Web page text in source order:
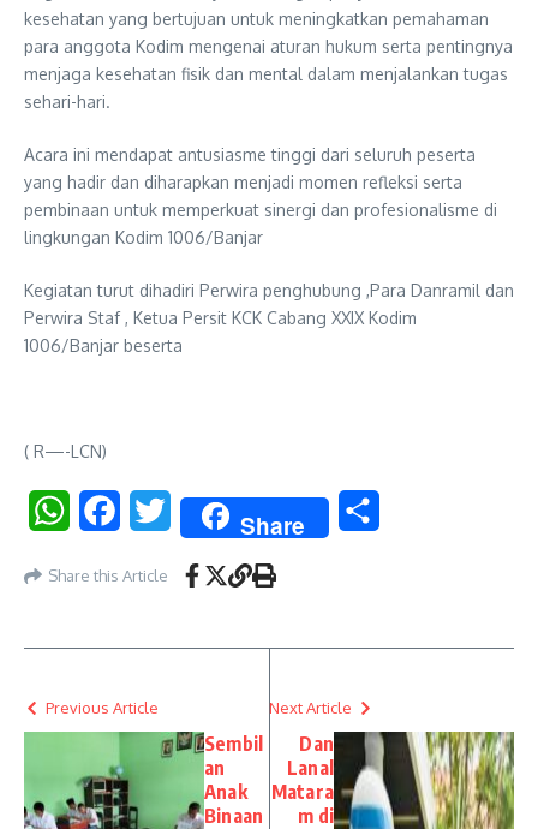
kesehatan yang bertujuan untuk meningkatkan pemahaman
para anggota Kodim mengenai aturan hukum serta pentingnya
menjaga kesehatan fisik dan mental dalam menjalankan tugas
sehari-hari.
Acara ini mendapat antusiasme tinggi dari seluruh peserta
yang hadir dan diharapkan menjadi momen refleksi serta
pembinaan untuk memperkuat sinergi dan profesionalisme di
lingkungan Kodim 1006/Banjar
Kegiatan turut dihadiri Perwira penghubung ,Para Danramil dan
Perwira Staf , Ketua Persit KCK Cabang XXIX Kodim
1006/Banjar beserta
( R—-LCN)
WhatsAppFacebookTwitter Share
Share this Article
Previous Article
Sembil
an
Anak
Binaan
Next Article
Dan
Lanal
Matara
m di